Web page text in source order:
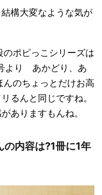
構大変なような気が
のポピっこシリーズは
より あかどり、あ
んのちょっとだけお高
るんと同じですね。
ありますもんね。
内容は?1冊に1年